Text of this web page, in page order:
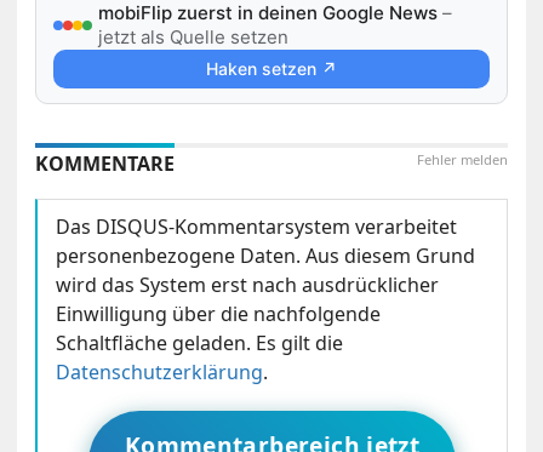
mobiFlip zuerst in deinen Google News –
jetzt als Quelle setzen
Haken setzen ↗
Fehler melden
KOMMENTARE
Das DISQUS-Kommentarsystem verarbeitet
personenbezogene Daten. Aus diesem Grund
wird das System erst nach ausdrücklicher
Einwilligung über die nachfolgende
Schaltfläche geladen. Es gilt die
Datenschutzerklärung.